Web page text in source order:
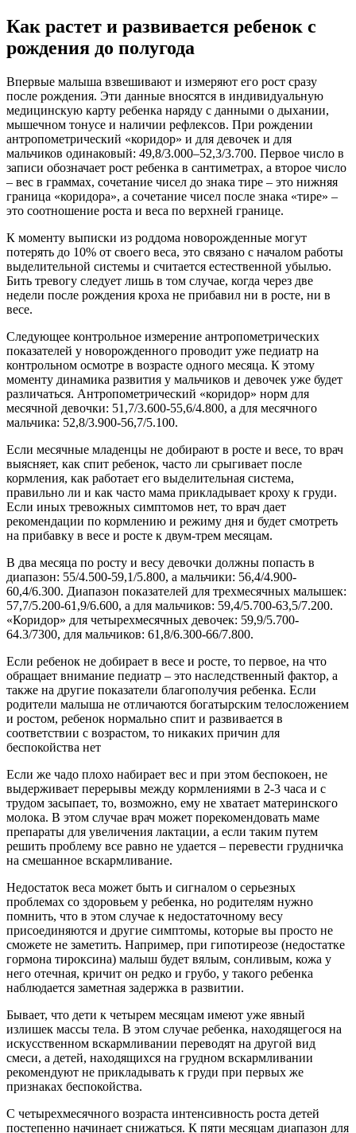
Как растет и развивается ребенок с
рождения до полугода
Впервые малыша взвешивают и измеряют его рост сразу
после рождения. Эти данные вносятся в индивидуальную
медицинскую карту ребенка наряду с данными о дыхании,
мышечном тонусе и наличии рефлексов. При рождении
антропометрический «коридор» и для девочек и для
мальчиков одинаковый: 49,8/3.000–52,3/3.700. Первое число в
записи обозначает рост ребенка в сантиметрах, а второе число
– вес в граммах, сочетание чисел до знака тире – это нижняя
граница «коридора», а сочетание чисел после знака «тире» –
это соотношение роста и веса по верхней границе.
К моменту выписки из роддома новорожденные могут
потерять до 10% от своего веса, это связано с началом работы
выделительной системы и считается естественной убылью.
Бить тревогу следует лишь в том случае, когда через две
недели после рождения кроха не прибавил ни в росте, ни в
весе.
Следующее контрольное измерение антропометрических
показателей у новорожденного проводит уже педиатр на
контрольном осмотре в возрасте одного месяца. К этому
моменту динамика развития у мальчиков и девочек уже будет
различаться. Антропометрический «коридор» норм для
месячной девочки: 51,7/3.600-55,6/4.800, а для месячного
мальчика: 52,8/3.900-56,7/5.100.
Если месячные младенцы не добирают в росте и весе, то врач
выясняет, как спит ребенок, часто ли срыгивает после
кормления, как работает его выделительная система,
правильно ли и как часто мама прикладывает кроху к груди.
Если иных тревожных симптомов нет, то врач дает
рекомендации по кормлению и режиму дня и будет смотреть
на прибавку в весе и росте к двум-трем месяцам.
В два месяца по росту и весу девочки должны попасть в
диапазон: 55/4.500-59,1/5.800, а мальчики: 56,4/4.900-
60,4/6.300. Диапазон показателей для трехмесячных малышек:
57,7/5.200-61,9/6.600, а для мальчиков: 59,4/5.700-63,5/7.200.
«Коридор» для четырехмесячных девочек: 59,9/5.700-
64.3/7300, для мальчиков: 61,8/6.300-66/7.800.
Если ребенок не добирает в весе и росте, то первое, на что
обращает внимание педиатр – это наследственный фактор, а
также на другие показатели благополучия ребенка. Если
родители малыша не отличаются богатырским телосложением
и ростом, ребенок нормально спит и развивается в
соответствии с возрастом, то никаких причин для
беспокойства нет
Если же чадо плохо набирает вес и при этом беспокоен, не
выдерживает перерывы между кормлениями в 2-3 часа и с
трудом засыпает, то, возможно, ему не хватает материнского
молока. В этом случае врач может порекомендовать маме
препараты для увеличения лактации, а если таким путем
решить проблему все равно не удается – перевести грудничка
на смешанное вскармливание.
Недостаток веса может быть и сигналом о серьезных
проблемах со здоровьем у ребенка, но родителям нужно
помнить, что в этом случае к недостаточному весу
присоединяются и другие симптомы, которые вы просто не
сможете не заметить. Например, при гипотиреозе (недостатке
гормона тироксина) малыш будет вялым, сонливым, кожа у
него отечная, кричит он редко и грубо, у такого ребенка
наблюдается заметная задержка в развитии.
Бывает, что дети к четырем месяцам имеют уже явный
излишек массы тела. В этом случае ребенка, находящегося на
искусственном вскармливании переводят на другой вид
смеси, а детей, находящихся на грудном вскармливании
рекомендуют не прикладывать к груди при первых же
признаках беспокойства.
С четырехмесячного возраста интенсивность роста детей
постепенно начинает снижаться. К пяти месяцам диапазон для